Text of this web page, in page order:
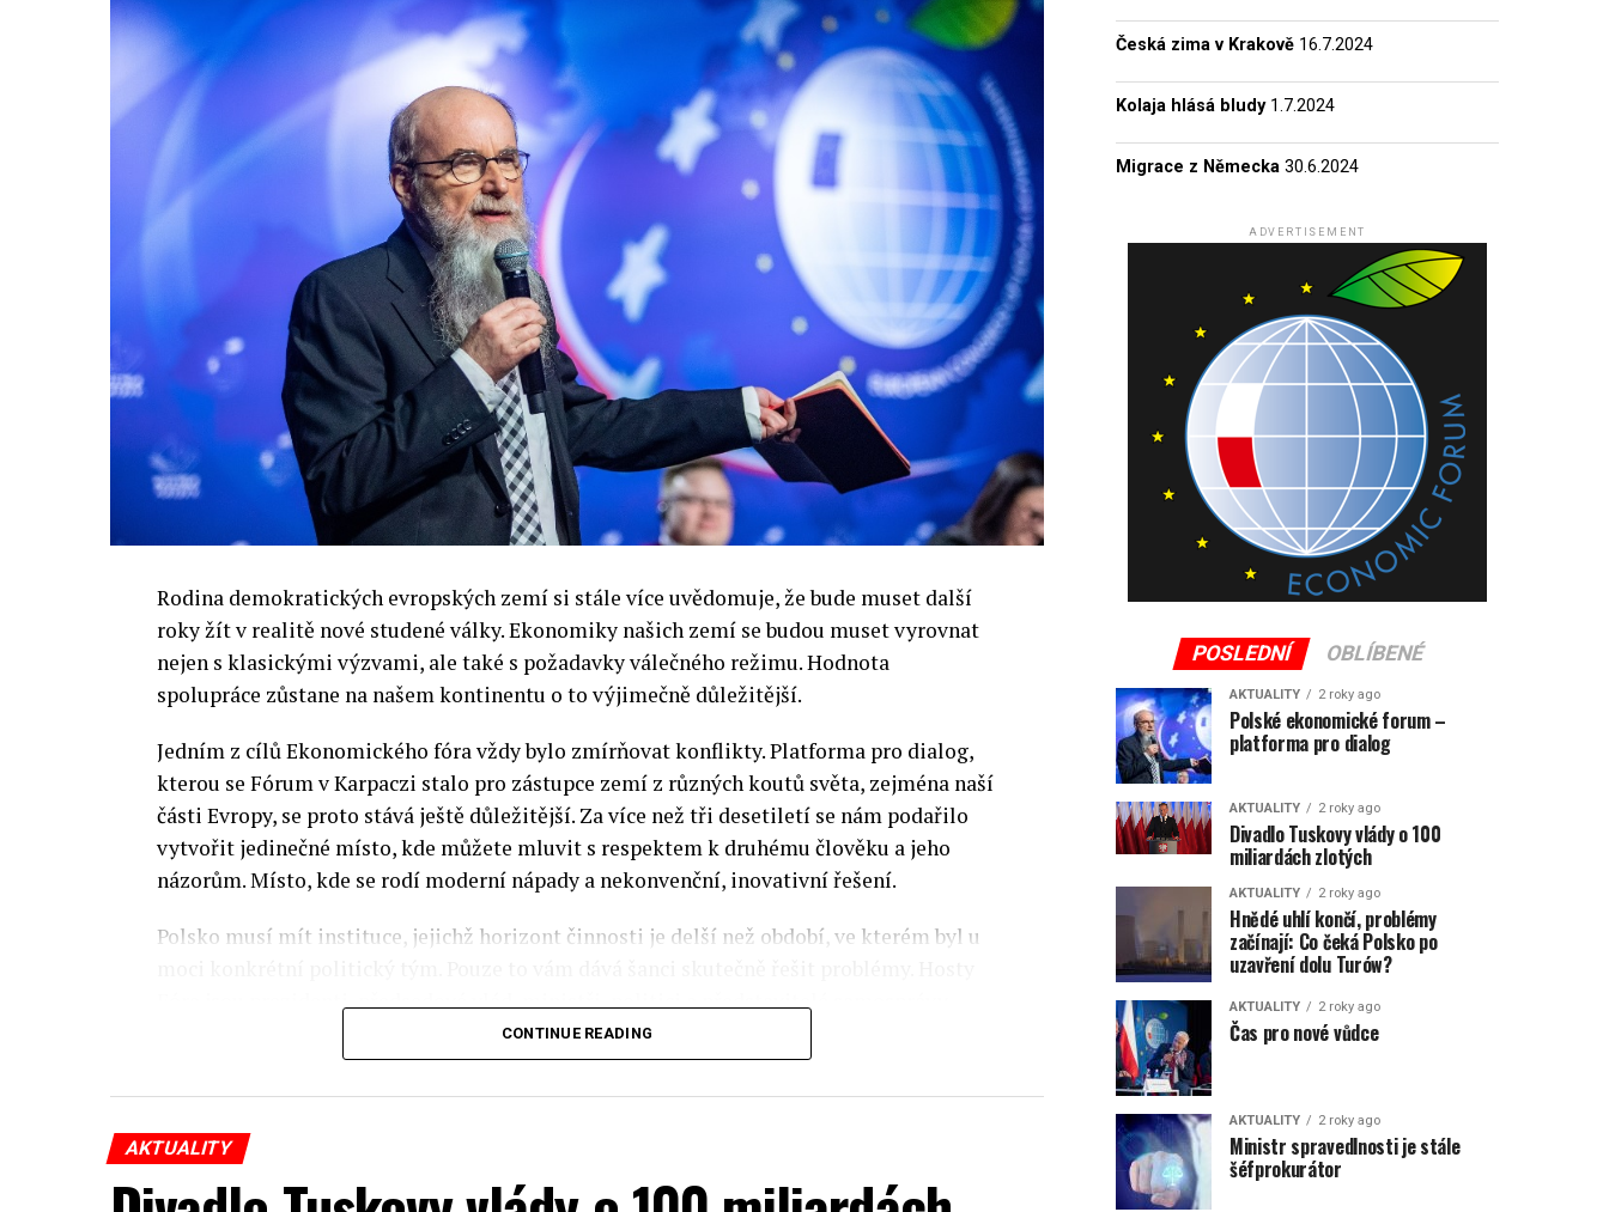
Rodina demokratických evropských zemí si stále více uvědomuje, že bude muset další
roky žít v realitě nové studené války. Ekonomiky našich zemí se budou muset vyrovnat
nejen s klasickými výzvami, ale také s požadavky válečného režimu. Hodnota
spolupráce zůstane na našem kontinentu o to výjimečně důležitější.
Jedním z cílů Ekonomického fóra vždy bylo zmírňovat konflikty. Platforma pro dialog,
kterou se Fórum v Karpaczi stalo pro zástupce zemí z různých koutů světa, zejména naší
části Evropy, se proto stává ještě důležitější. Za více než tři desetiletí se nám podařilo
vytvořit jedinečné místo, kde můžete mluvit s respektem k druhému člověku a jeho
názorům. Místo, kde se rodí moderní nápady a nekonvenční, inovativní řešení.
Polsko musí mít instituce, jejichž horizont činnosti je delší než období, ve kterém byl u
Fóra jsou prezidenti, předsedové vlád, ministři, politici a představitelé samosprávy,
prezidenti korporací, lidé z kultury, renomovaní vědci, novináři a zástupci nevládních
umožňuje každoročně připravit obsahový program Ekonomického fóra, který se skládá z
více než 350 akcí týkajících se celého spektra témat ze světa evropské politiky.
CONTINUE READING
AKTUALITY
Česká zima v Krakově 16.7.2024
Kolaja hlásá bludy 1.7.2024
Migrace z Německa 30.6.2024
ADVERTISEMENT
POSLEDNÍ OBLÍBENÉ
AKTUALITY 2 roky ago
Polské ekonomické forum –
platforma pro dialog
AKTUALITY 2 roky ago
Divadlo Tuskovy vlády o 100
miliardách zlotých
AKTUALITY 2 roky ago
Hnědé uhlí končí, problémy
začínají: Co čeká Polsko po
uzavření dolu Turów?
AKTUALITY 2 roky ago
Čas pro nové vůdce
AKTUALITY 2 roky ago
Ministr spravedlnosti je stále
šéfprokurátor